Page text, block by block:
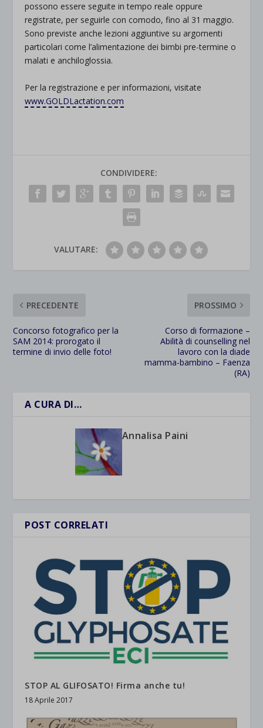
possono essere seguite in tempo reale oppure
registrate, per seguirle con comodo, fino al 31 maggio.
Sono previste anche lezioni aggiuntive su argomenti
particolari come l’alimentazione dei bimbi pre-termine o
malati e anchiloglossia.
Per la registrazione e per informazioni, visitate
www.GOLDLactation.com
CONDIVIDERE:
VALUTARE:
PRECEDENTE
Concorso fotografico per la
SAM 2014: prorogato il
termine di invio delle foto!
PROSSIMO
Corso di formazione –
Abilità di counselling nel
lavoro con la diade
mamma-bambino – Faenza
(RA)
A CURA DI…
Annalisa Paini
POST CORRELATI
STOP AL GLIFOSATO! Firma anche tu!
18 Aprile 2017